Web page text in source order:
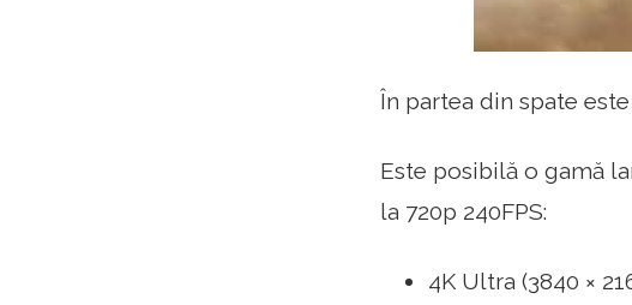
În partea din spate
Este posibilă o gamă
la 720p 240FPS:
4K Ultra (3840 ×